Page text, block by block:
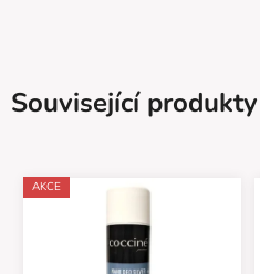
Související produkty
AKCE